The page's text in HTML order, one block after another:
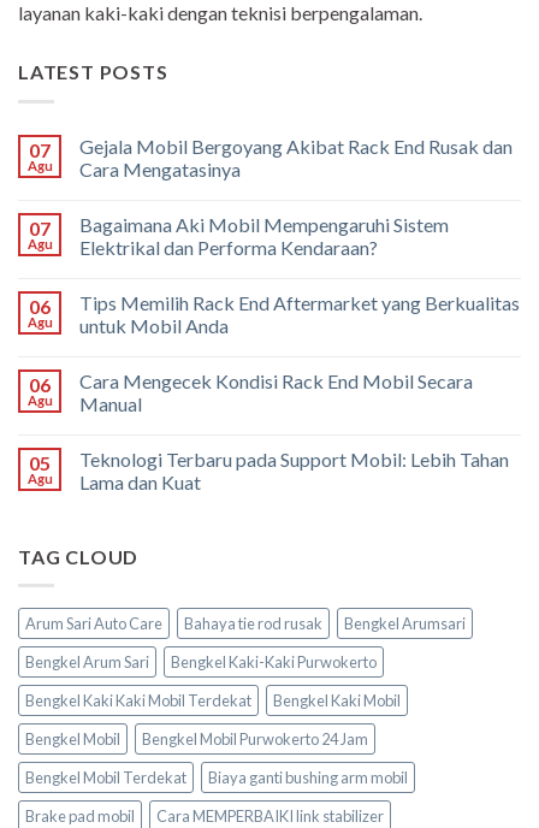
layanan kaki-kaki dengan teknisi berpengalaman.
LATEST POSTS
07
Agu
Gejala Mobil Bergoyang Akibat Rack End Rusak dan
Cara Mengatasinya
07
Agu
Bagaimana Aki Mobil Mempengaruhi Sistem
Elektrikal dan Performa Kendaraan?
06
Agu
Tips Memilih Rack End Aftermarket yang Berkualitas
untuk Mobil Anda
06
Agu
Cara Mengecek Kondisi Rack End Mobil Secara
Manual
05
Agu
Teknologi Terbaru pada Support Mobil: Lebih Tahan
Lama dan Kuat
TAG CLOUD
Arum Sari Auto Care Bahaya tie rod rusak
Bengkel Arumsari
Bengkel Arum Sari
Bengkel Kaki-Kaki Purwokerto
Bengkel Kaki Kaki Mobil Terdekat
Bengkel Kaki Mobil
Bengkel Mobil
Bengkel Mobil Purwokerto 24 Jam
Bengkel Mobil Terdekat
Biaya ganti bushing arm mobil
Brake pad mobil
Cara MEMPERBAIKI link stabilizer